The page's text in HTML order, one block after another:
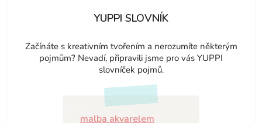
YUPPI SLOVNÍK
Začínáte s kreativním tvořením a nerozumíte některým
pojmům? Nevadí, připravili jsme pro vás YUPPI
slovníček pojmů.
malba akvarelem